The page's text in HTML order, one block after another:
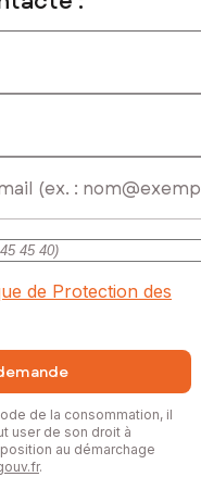
de Protection des
de la consommation, il
user de son droit à
au démarchage
.